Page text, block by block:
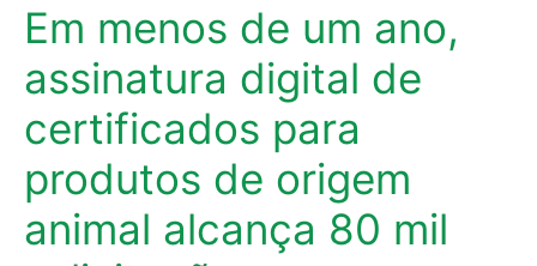
Em menos de um ano,
assinatura digital de
certificados para
produtos de origem
animal alcança 80 mil